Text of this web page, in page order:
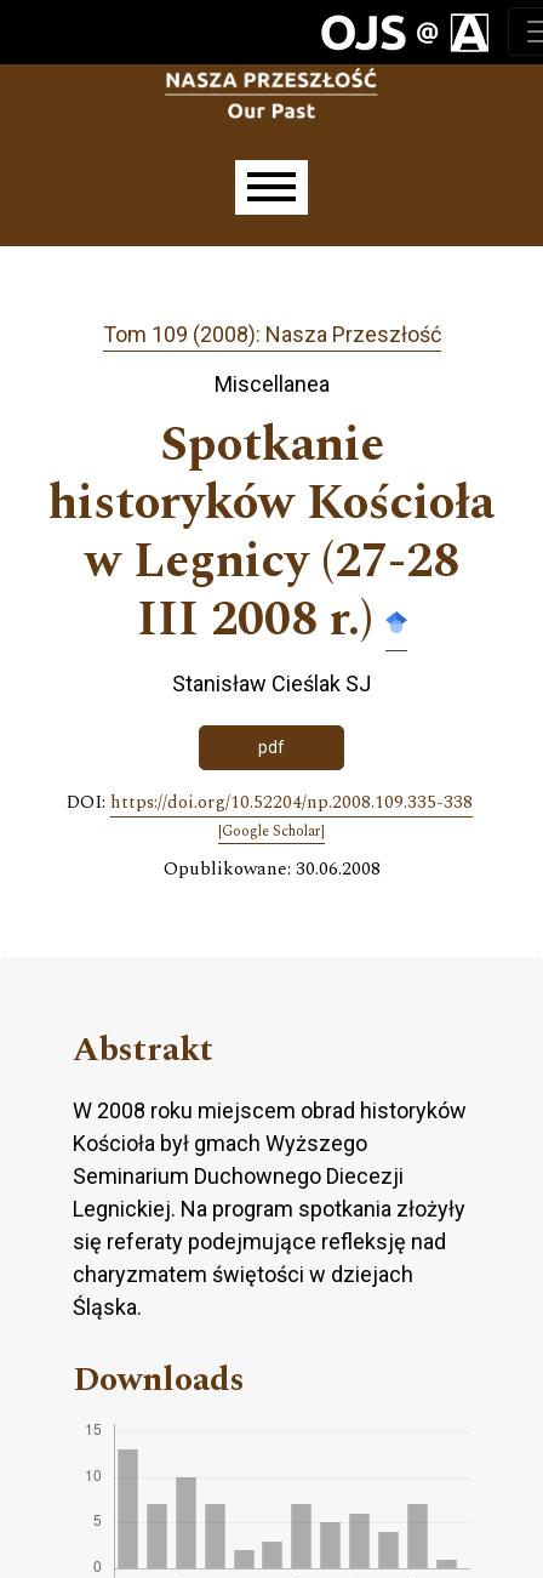
Tom 109 (2008): Nasza Przeszłość
Miscellanea
Spotkanie
historyków Kościoła
w Legnicy (27-28
III 2008 r.)
Stanisław Cieślak SJ
pdf
DOI: https://doi.org/10.52204/np.2008.109.335-338
[Google Scholar]
Opublikowane: 30.06.2008
Abstrakt
W 2008 roku miejscem obrad historyków
Kościoła był gmach Wyższego
Seminarium Duchownego Diecezji
Legnickiej. Na program spotkania złożyły
się referaty podejmujące refleksję nad
charyzmatem świętości w dziejach
Śląska.
Downloads